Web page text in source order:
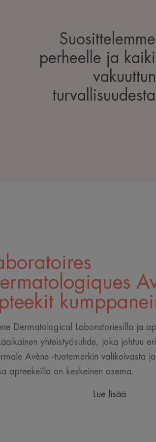
perheelle ja
Dermatological Laboratoriesilla ja
yhteistyösuhde, joka johtuu
Avène -tuotemerkin valikoivasta
apteekeilla on keskeinen asema.
Lue lisää